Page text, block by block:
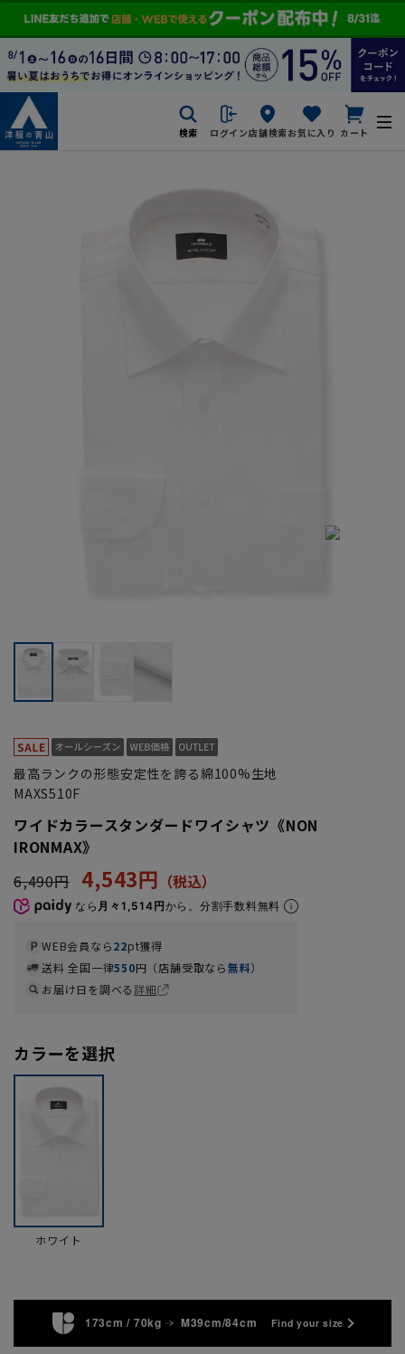
検索 ログイン店舗検索お気に入り カート
最高ランクの形態安定性を誇る綿100%生地
MAXS510F
ワイドカラースタンダードワイシャツ《NON
IRONMAX》
6,490円 4,543円
なら 月々1,514円から。分割手数料無料
WEB会員なら22pt獲得
送料 全国一律550円（店舗受取なら無料）
お届け日を調べる詳細
カラーを選択
ホワイト
173cm / 70kg M39cm/84cm Find your size